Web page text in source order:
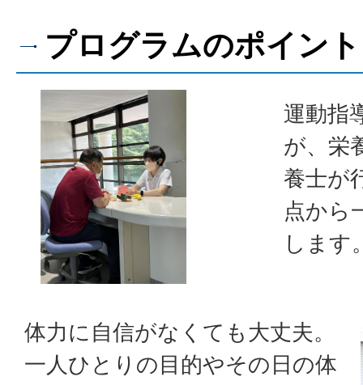
プログラムのポイント
運動指
が、栄
養士が
点から
します
体力に自信がなくても大丈夫。
一人ひとりの目的やその日の体